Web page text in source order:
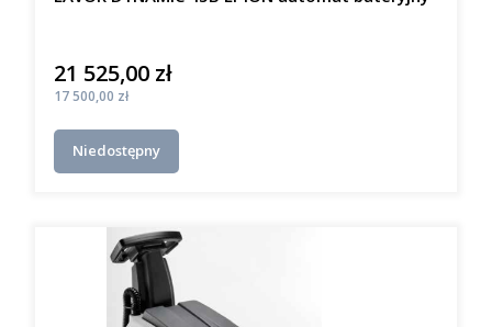
Cena
21 525,00 zł
Cena
17 500,00 zł
Niedostępny